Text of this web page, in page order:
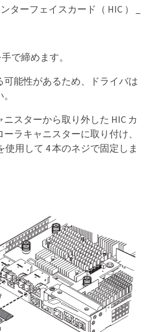
ターフェイスカード（ HIC ） _
で締めます。
可能性があるため、ドライバは
スターから取り外した HIC カ
ラキャニスターに取り付け、
使用して 4 本のネジで固定しま